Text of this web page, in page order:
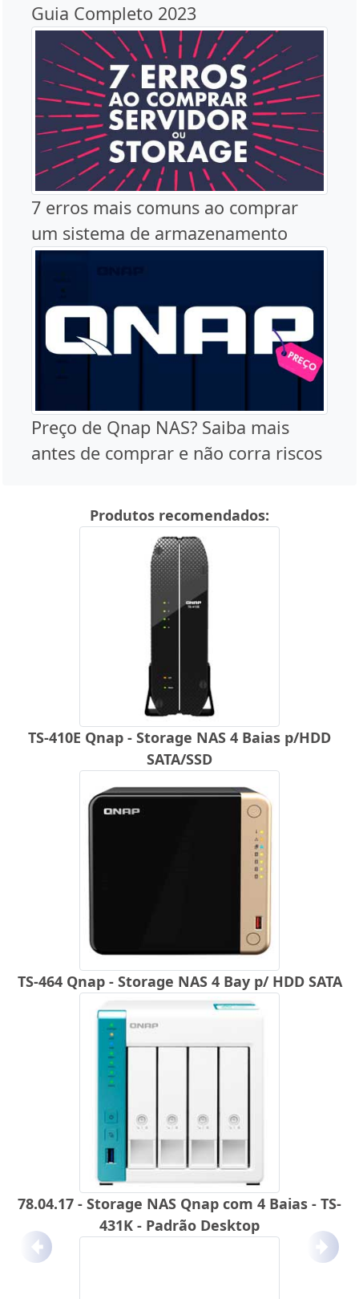
Guia Completo 2023
7 erros mais comuns ao comprar
um sistema de armazenamento
Preço de Qnap NAS? Saiba mais
antes de comprar e não corra riscos
Produtos recomendados:
TS-410E Qnap - Storage NAS 4 Baias p/HDD
SATA/SSD
TS-464 Qnap - Storage NAS 4 Bay p/ HDD SATA
78.04.17 - Storage NAS Qnap com 4 Baias - TS-
431K - Padrão Desktop
Anterior